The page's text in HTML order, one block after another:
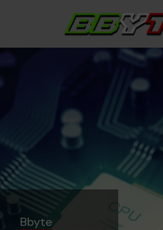
Bbyte